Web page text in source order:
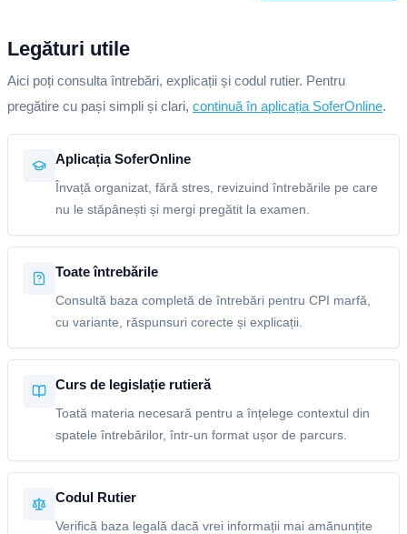
Legături utile
Aici poți consulta întrebări, explicații și codul rutier. Pentru
pregătire cu pași simpli și clari, continuă în aplicația SoferOnline.
Aplicația SoferOnline
Învață organizat, fără stres, revizuind întrebările pe care
nu le stăpânești și mergi pregătit la examen.
Toate întrebările
Consultă baza completă de întrebări pentru CPI marfă,
cu variante, răspunsuri corecte și explicații.
Curs de legislație rutieră
Toată materia necesară pentru a înțelege contextul din
spatele întrebărilor, într-un format ușor de parcurs.
Codul Rutier
Verifică baza legală dacă vrei informații mai amănunțite